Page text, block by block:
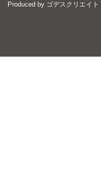
Produced by ゴデスクリエイト